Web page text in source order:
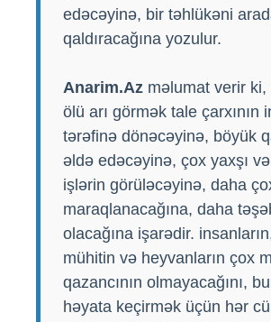
edəcəyinə, bir təhlükəni
qaldıracağına yozulur.
Anarim.Az məlumat verir ki,
ölü arı görmək tale çarxının
tərəfinə dönəcəyinə, böyük
əldə edəcəyinə, çox yaxşı
işlərin görüləcəyinə, daha
maraqlanacağına, daha
olacağına işarədir.
mühitin və heyvanların çox
qazancının olmayacağını,
həyata keçirmək üçün hər